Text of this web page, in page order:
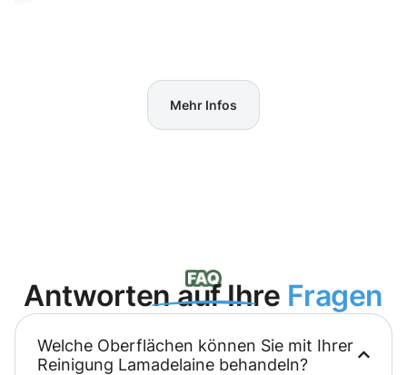
Mehr Infos
Antworten auf Ihre Fragen
Welche Oberflächen können Sie mit Ihrer
Reinigung Lamadelaine behandeln?